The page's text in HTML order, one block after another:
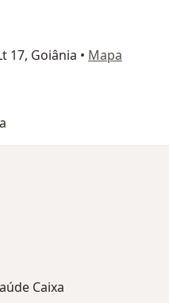
17, Goiânia • Mapa
Caixa